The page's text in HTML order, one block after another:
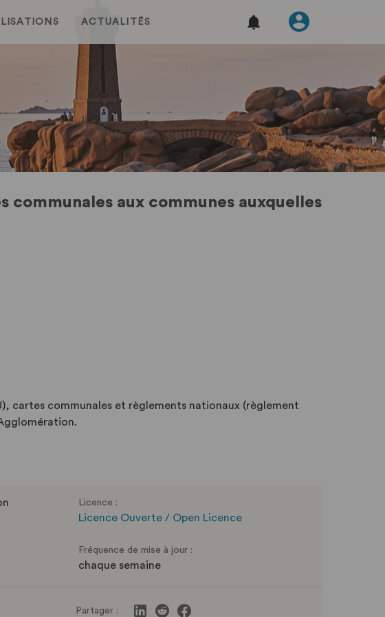
ACTUALITÉS
communales aux communes auxquelles
cartes communales et règlements nationaux (règlement
Licence :
Licence Ouverte / Open Licence
Fréquence de mise à jour :
chaque semaine
Partager :